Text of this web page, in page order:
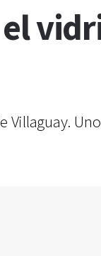
Villaguay.